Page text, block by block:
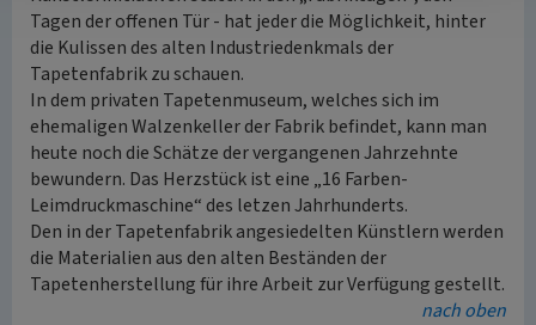
Tagen der offenen Tür - hat jeder die Möglichkeit, hinter
die Kulissen des alten Industriedenkmals der
Tapetenfabrik zu schauen.
In dem privaten Tapetenmuseum, welches sich im
ehemaligen Walzenkeller der Fabrik befindet, kann man
heute noch die Schätze der vergangenen Jahrzehnte
bewundern. Das Herzstück ist eine „16 Farben-
Leimdruckmaschine“ des letzen Jahrhunderts.
Den in der Tapetenfabrik angesiedelten Künstlern werden
die Materialien aus den alten Beständen der
Tapetenherstellung für ihre Arbeit zur Verfügung gestellt.
nach oben